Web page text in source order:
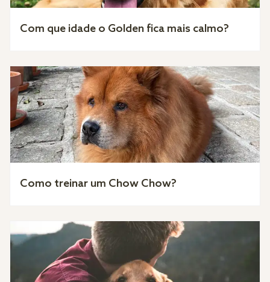
Com que idade o Golden fica mais calmo?
Como treinar um Chow Chow?